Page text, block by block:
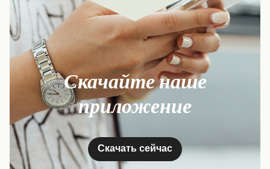
Скачайте наше
приложение
Скачать сейчас